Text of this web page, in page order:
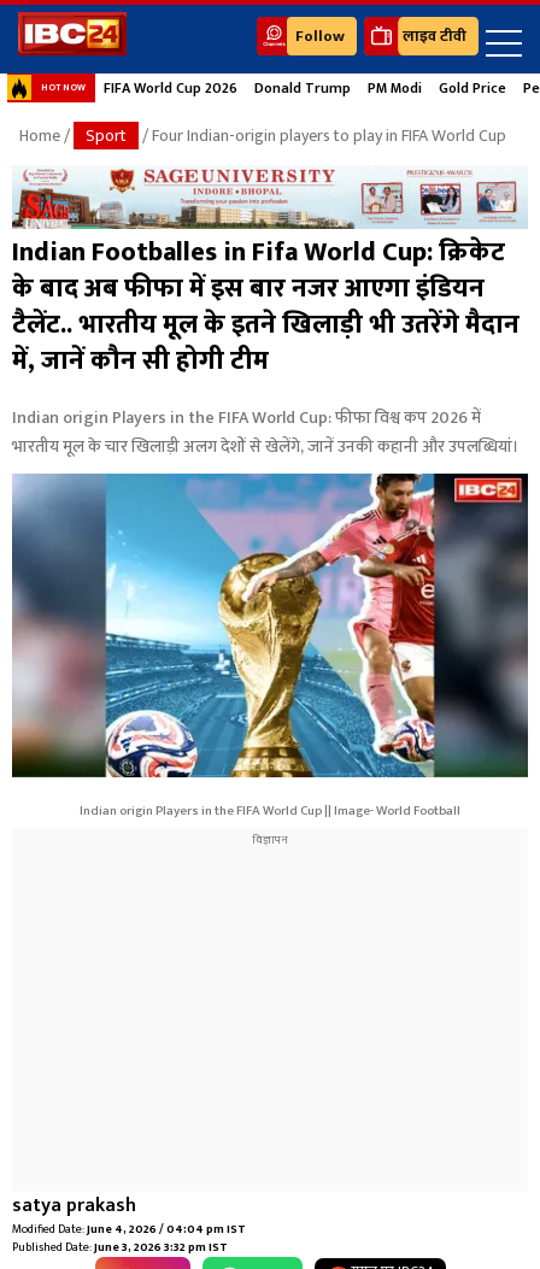
Follow लाइव टीवी
HOT NOW FIFA World Cup 2026 Donald Trump PM Modi Gold Price
Home/ Sport / Four Indian-origin players to play in FIFA World Cup
Indian Footballes in Fifa World Cup: क्रिकेट
के बाद अब फीफा में इस बार नजर आएगा इंडियन
टैलेंट.. भारतीय मूल के इतने खिलाड़ी भी उतरेंगे मैदान
में, जानें कौन सी होगी टीम
Indian origin Players in the FIFA World Cup: फीफा विश्व कप 2026 में
भारतीय मूल के चार खिलाड़ी अलग देशों से खेलेंगे, जानें उनकी कहानी और उपलब्धियां।
Indian origin Players in the FIFA World Cup || Image- World Football
satya prakash
Modified Date:June 4, 2026 / 04:04 pm IST
Published Date:June 3, 2026 3:32 pm IST